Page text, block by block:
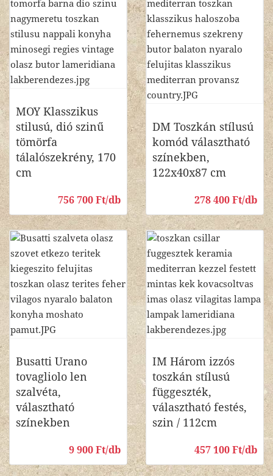
MOY Klasszikus
stilusú, dió szinű
tömörfa
tálalószekrény, 170
cm
756 700 Ft/db
DM Toszkán stílusú
komód választható
színekben,
122x40x87 cm
278 400 Ft/db
Busatti Urano
tovagliolo len
szalvéta,
választható
színekben
9 900 Ft/db
IM Három izzós
toszkán stílusú
függeszték,
választható festés,
szin / 112cm
457 100 Ft/db